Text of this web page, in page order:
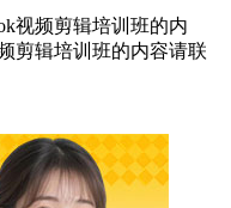
视频剪辑培训班的内
剪辑培训班的内容请联